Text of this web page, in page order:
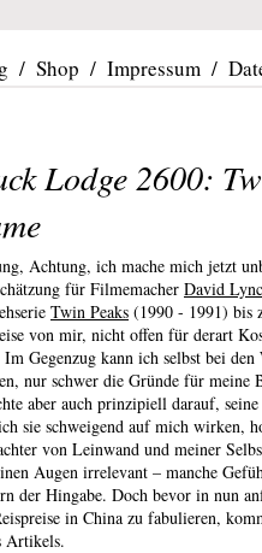
/ Shop / Impressum /
Lodge 2600:
Achtung, ich mache mich jetzt
für Filmemacher David
Twin Peaks (1990 - 1991) bis
von mir, nicht offen für derart
Gegenzug kann ich selbst bei
nur schwer die Gründe für meine
aber auch prinzipiell darauf,
sie schweigend auf mich wirken,
von Leinwand und meiner
Augen irrelevant – manche
der Hingabe. Doch bevor in nun
in China zu fabulieren,
Artikels.